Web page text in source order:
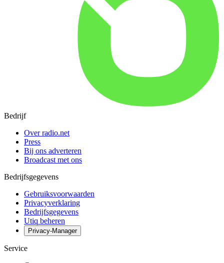
Bedrijf
Over radio.net
Press
Bij ons adverteren
Broadcast met ons
Bedrijfsgegevens
Gebruiksvoorwaarden
Privacyverklaring
Bedrijfsgegevens
Utiq beheren
Privacy-Manager
Service